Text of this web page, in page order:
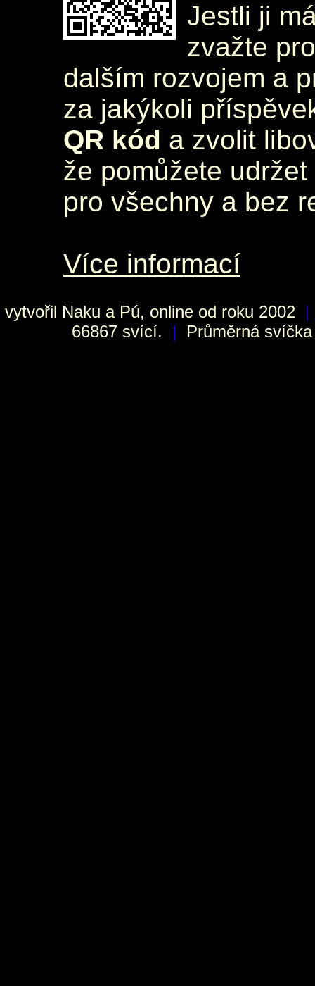
Jestli ji
zvažte
dalším rozvojem a
za jakýkoli
QR kód a zvolit
že pomůžete
pro všechny a bez
Více informací
vytvořil Naku a Pú, online od roku 2002 |
66867 svící.
| Průměrná